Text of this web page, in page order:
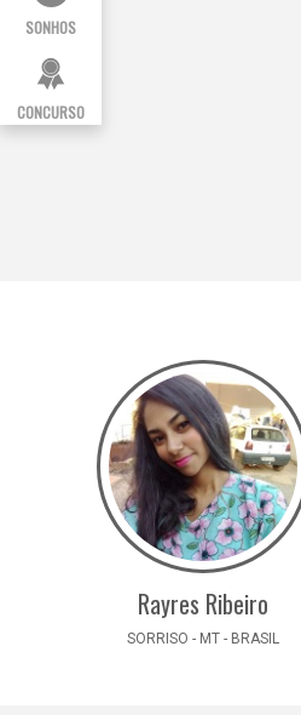
SONHOS
CONCURSO
Rayres Ribeiro
SORRISO - MT - BRASIL